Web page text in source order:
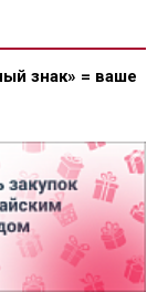
знак» = ваше